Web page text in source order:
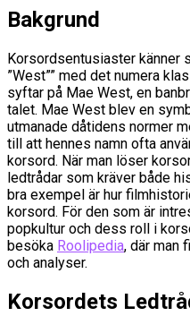
Bakgrund
Korsordsentusiaster känner
”West”” med det numera
syftar på Mae West, en
talet. Mae West blev en
utmanade dåtidens normer
till att hennes namn ofta
korsord. När man löser
ledtrådar som kräver både
bra exempel är hur
korsord. För den som är
popkultur och dess roll i
besöka Roolipedia, där man
och analyser.
Korsordets